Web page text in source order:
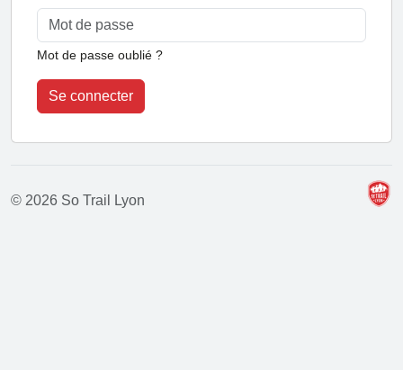
Mot de passe oublié ?
Se connecter
© 2026 So Trail Lyon